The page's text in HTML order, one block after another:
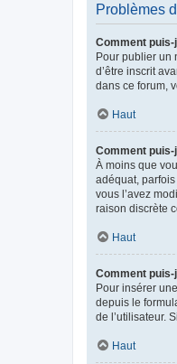
Problèmes
Comment puis-
Pour publier un
d’être inscrit
dans ce forum,
Haut
Comment
À moins que
adéquat,
vous l’avez
raison discrète
Haut
Comment
Pour insérer
depuis le
de l’utilisateur.
Haut